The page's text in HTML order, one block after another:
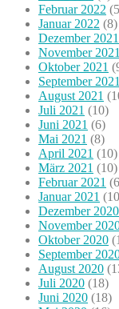
Februar 2022
Januar 2022 (8)
Dezember 2021
November 2021
Oktober 2021
September 2021
August 2021
Juli 2021 (10)
Juni 2021 (6)
Mai 2021 (8)
April 2021 (10)
März 2021 (10)
Februar 2021
Januar 2021
Dezember 2020
November
Oktober 2020
September
August 2020
Juli 2020 (18)
Juni 2020 (18)